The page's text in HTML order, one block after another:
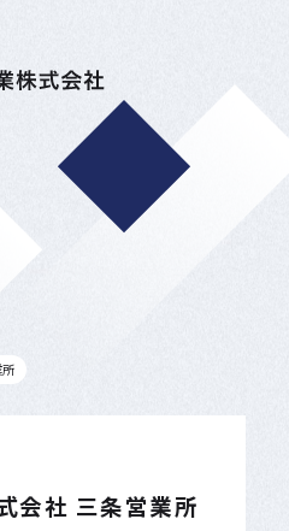
会社 三条営業所